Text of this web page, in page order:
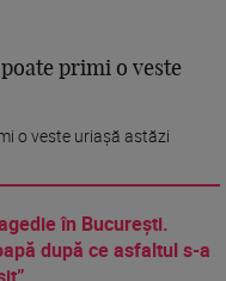
primi o veste
o veste uriașă astăzi